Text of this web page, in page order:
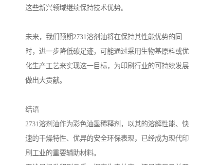
这些新兴领域继续保持技术优势。
未来，我们预期2731溶剂油将在保持其性能优势的同
时，进一步降低碳足迹，可能通过采用生物基原料或优
化生产工艺来实现这一目标，为印刷行业的可持续发展
做出大贡献。
结语
2731溶剂油作为彩色油墨稀释剂，以其的溶解性能、快
速的干燥特性、优异的安全环保表现，已经成为现代印
刷工业的重要辅助材料。